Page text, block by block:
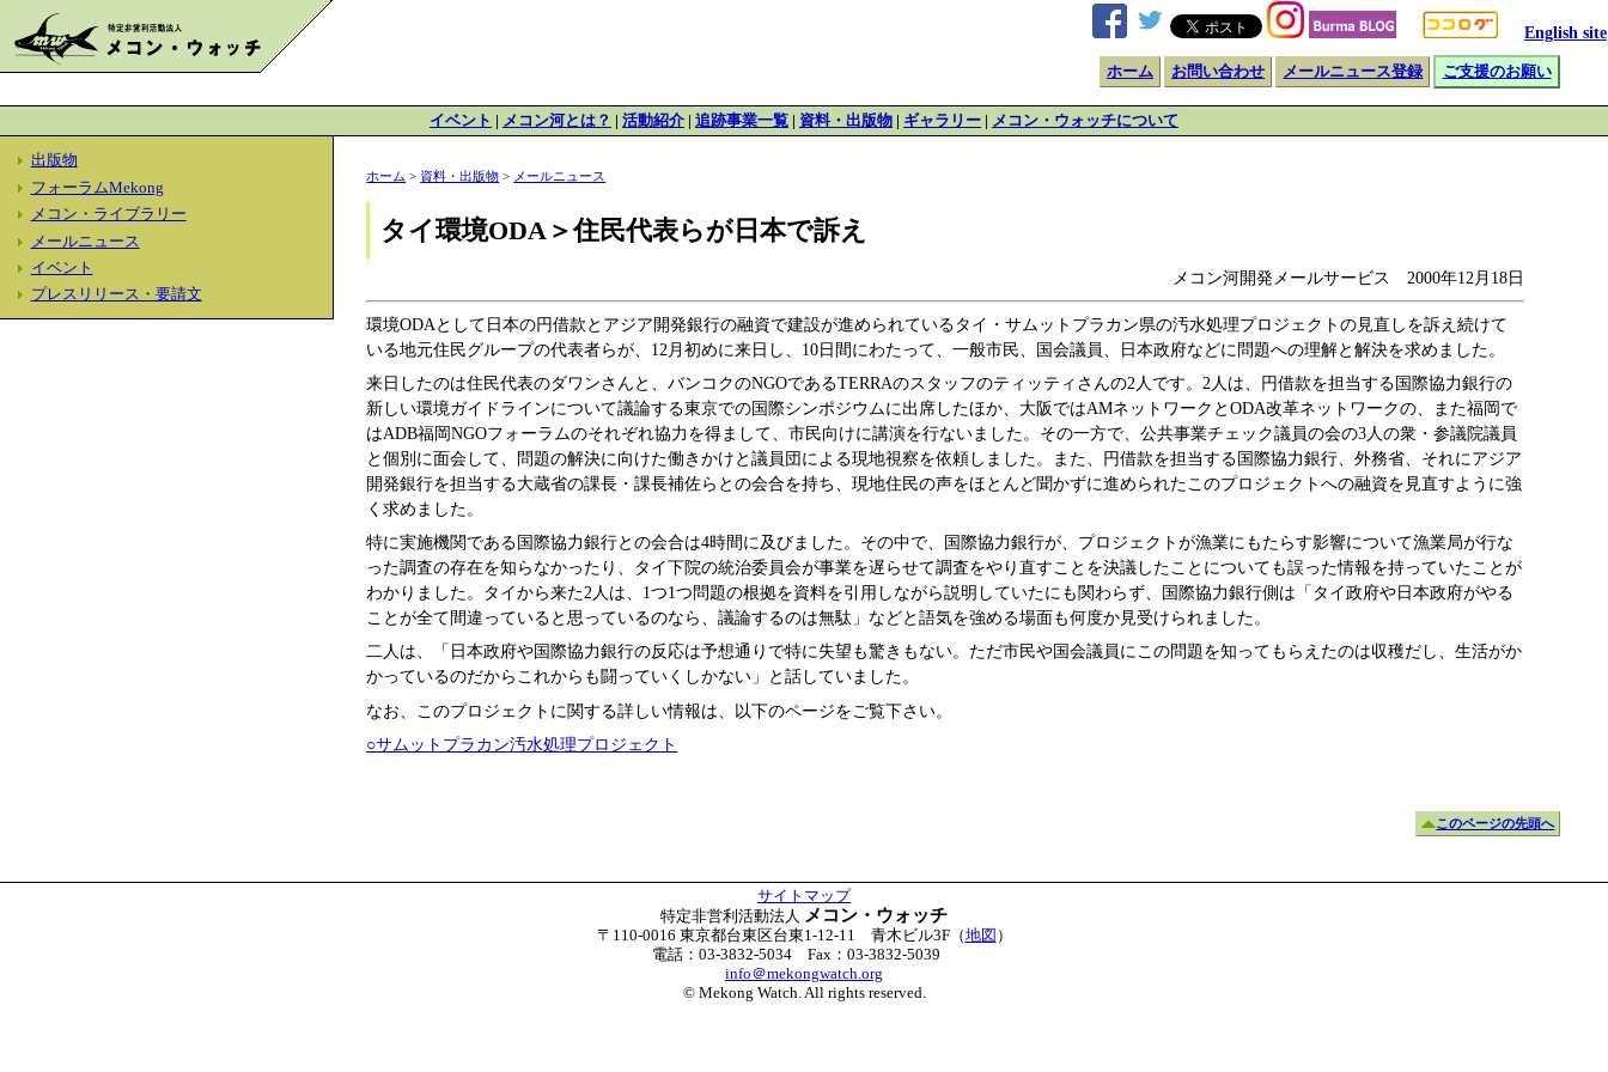
English site
ホーム お問い合わせ メールニュース登録 ご支援のお願い
イベント | メコン河とは？ | 活動紹介 | 追跡事業一覧 | 資料・出版物 | ギャラリー | メコン・ウォッチについて
出版物
フォーラムMekong
メコン・ライブラリー
メールニュース
イベント
プレスリリース・要請文
ホーム > 資料・出版物 > メールニュース
タイ環境ODA＞住民代表らが日本で訴え
メコン河開発メールサービス 2000年12月18日
環境ODAとして日本の円借款とアジア開発銀行の融資で建設が進められているタイ・サムットプラカン県の汚水処理プロジェクトの見直しを訴え続けて
いる地元住民グループの代表者らが、12月初めに来日し、10日間にわたって、一般市民、国会議員、日本政府などに問題への理解と解決を求めました。
来日したのは住民代表のダワンさんと、バンコクのNGOであるTERRAのスタッフのティッティさんの2人です。2人は、円借款を担当する国際協力銀行の
新しい環境ガイドラインについて議論する東京での国際シンポジウムに出席したほか、大阪ではAMネットワークとODA改革ネットワークの、また福岡で
はADB福岡NGOフォーラムのそれぞれ協力を得まして、市民向けに講演を行ないました。その一方で、公共事業チェック議員の会の3人の衆・参議院議員
と個別に面会して、問題の解決に向けた働きかけと議員団による現地視察を依頼しました。また、円借款を担当する国際協力銀行、外務省、それにアジア
開発銀行を担当する大蔵省の課長・課長補佐らとの会合を持ち、現地住民の声をほとんど聞かずに進められたこのプロジェクトへの融資を見直すように強
く求めました。
特に実施機関である国際協力銀行との会合は4時間に及びました。その中で、国際協力銀行が、プロジェクトが漁業にもたらす影響について漁業局が行な
った調査の存在を知らなかったり、タイ下院の統治委員会が事業を遅らせて調査をやり直すことを決議したことについても誤った情報を持っていたことが
わかりました。タイから来た2人は、1つ1つ問題の根拠を資料を引用しながら説明していたにも関わらず、国際協力銀行側は「タイ政府や日本政府がやる
ことが全て間違っていると思っているのなら、議論するのは無駄」などと語気を強める場面も何度か見受けられました。
二人は、「日本政府や国際協力銀行の反応は予想通りで特に失望も驚きもない。ただ市民や国会議員にこの問題を知ってもらえたのは収穫だし、生活がか
かっているのだからこれからも闘っていくしかない」と話していました。
なお、このプロジェクトに関する詳しい情報は、以下のページをご覧下さい。
○サムットプラカン汚水処理プロジェクト
このページの先頭へ
サイトマップ
特定非営利活動法人 メコン・ウォッチ
〒110-0016 東京都台東区台東1-12-11 青木ビル3F（地図 ）
電話：03-3832-5034 Fax：03-3832-5039
info＠mekongwatch.org
© Mekong Watch. All rights reserved.